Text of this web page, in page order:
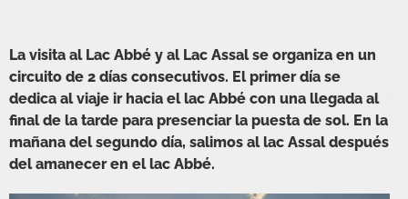
La visita al Lac Abbé y al Lac Assal se organiza en un
circuito de 2 días consecutivos. El primer día se
dedica al viaje ir hacia el lac Abbé con una llegada al
final de la tarde para presenciar la puesta de sol. En la
mañana del segundo día, salimos al lac Assal después
del amanecer en el lac Abbé.